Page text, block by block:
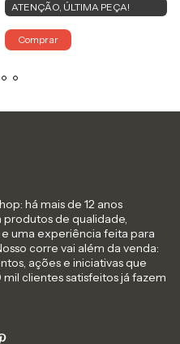
ATENÇÃO, ÚLTIMA PEÇA!
Comprar
há mais de 12 anos
de qualidade,
uma experiência feita para
corre vai além da venda:
ações e iniciativas que
clientes satisfeitos já fazem